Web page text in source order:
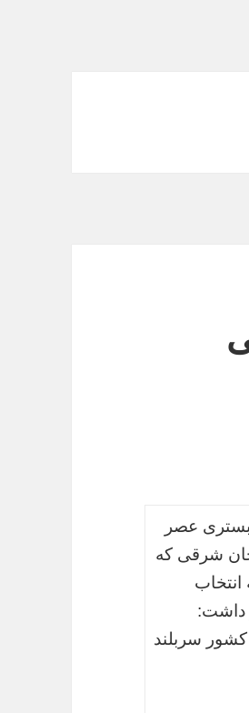
عصر
شرقی که
انتخاب
داشت:
کشور سربلند